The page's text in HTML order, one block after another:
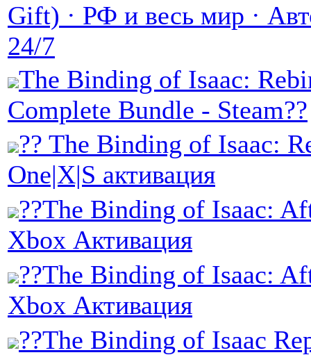
Gift) · РФ и весь мир ·
24/7
The Binding of Isaac:
Complete Bundle - Steam??
?? The Binding of Isaac:
One|X|S активация
??The Binding of Isaac:
Xbox Активация
??The Binding of Isaac:
Xbox Активация
??The Binding of Isaac